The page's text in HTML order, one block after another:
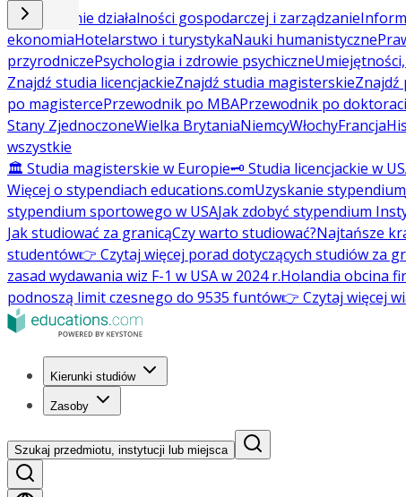
Prowadzenie działalności gospodarczej i zarządzanie
ekonomiaHotelarstwo i turystykaNauki humanistyczne
przyrodniczePsychologia i zdrowie psychiczne
Znajdź studia licencjackieZnajdź studia magisterskieZnajdź
po magistercePrzewodnik po MBAPrzewodnik po
Stany ZjednoczoneWielka BrytaniaNiemcyWłochyFrancja
wszystkie
🏛️ Studia magisterskie w Europie🗝️ Studia licencjackie w
Więcej o stypendiach educations.comUzyskanie stypendium
stypendium sportowego w USAJak zdobyć stypendium
Jak studiować za granicąCzy warto studiować?Najtańsze
studentów👉 Czytaj więcej porad dotyczących studiów za
zasad wydawania wiz F-1 w USA w 2024 r.Holandia obcina
podnoszą limit czesnego do 9535 funtów👉 Czytaj więcej
Kierunki studiów
Zasoby
Szukaj przedmiotu, instytucji lub miejsca